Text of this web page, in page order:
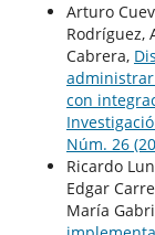
Arturo
Rodríguez,
Cabrera,
con
Núm. 26
Ricardo
Edgar
María